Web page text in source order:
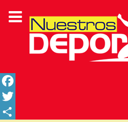
Facebook
Twitter